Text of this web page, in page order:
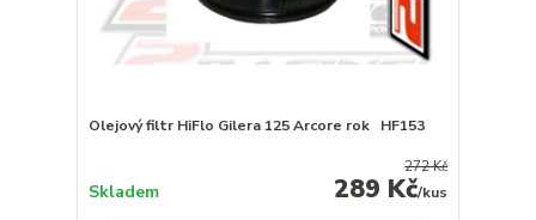
Olejový filtr HiFlo Gilera 125 Arcore rok HF153
272 Kč
289 Kč/kus
Skladem